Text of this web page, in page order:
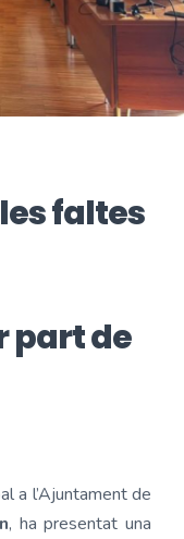
faltes
part de
a l’Ajuntament de
, ha presentat una